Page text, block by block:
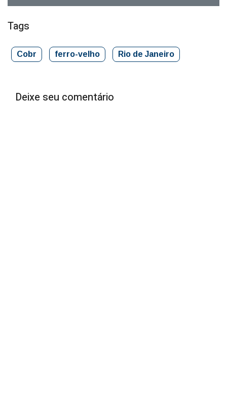
Tags
Cobr ferro-velho Rio de Janeiro
Deixe seu comentário